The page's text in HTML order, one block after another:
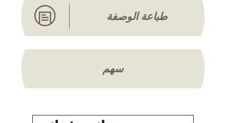
طباعة الوصفة
سهم